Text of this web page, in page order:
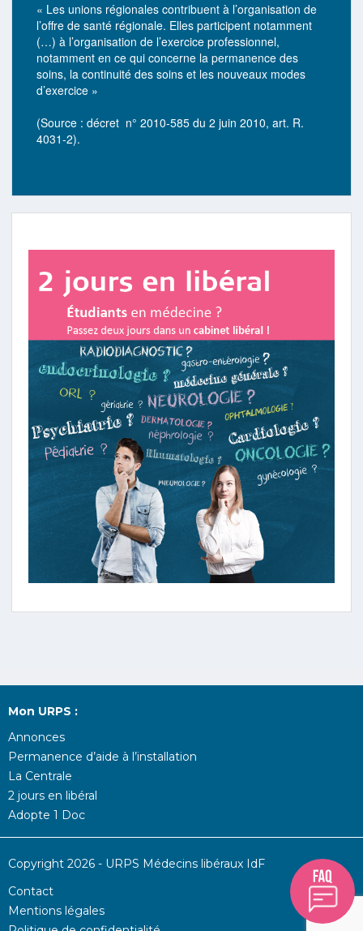
« Les unions régionales contribuent à l’organisation de
l’offre de santé régionale. Elles participent notamment
(…) à l’organisation de l’exercice professionnel,
notamment en ce qui concerne la permanence des
soins, la continuité des soins et les nouveaux modes
d’exercice »
(Source : décret n° 2010-585 du 2 juin 2010, art. R.
4031-2).
Mon URPS :
Annonces
Permanence d’aide à l’installation
La Centrale
2 jours en libéral
Adopte 1 Doc
Copyright 2026 - URPS Médecins libéraux IdF
Contact
Mentions légales